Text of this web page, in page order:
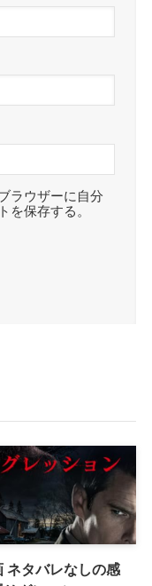
ラウザーに自分
を保存する。
ネタバレなしの感